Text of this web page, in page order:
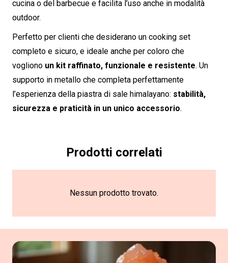
cucina o del barbecue e facilita l’uso anche in modalità
outdoor.
Perfetto per clienti che desiderano un cooking set
completo e sicuro, e ideale anche per coloro che
vogliono un kit raffinato, funzionale e resistente. Un
supporto in metallo che completa perfettamente
l’esperienza della piastra di sale himalayano: stabilità,
sicurezza e praticità in un unico accessorio.
Prodotti correlati
Nessun prodotto trovato.